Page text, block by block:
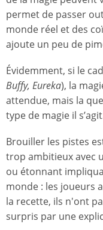
permet de passer
monde réel et des
ajoute un peu de
Évidemment, si le
Buffy, Eureka), la
attendue, mais la
type de magie il
Brouiller les pistes
trop ambitieux avec
ou étonnant
monde : les joueurs
la recette, ils n'ont
surpris par une